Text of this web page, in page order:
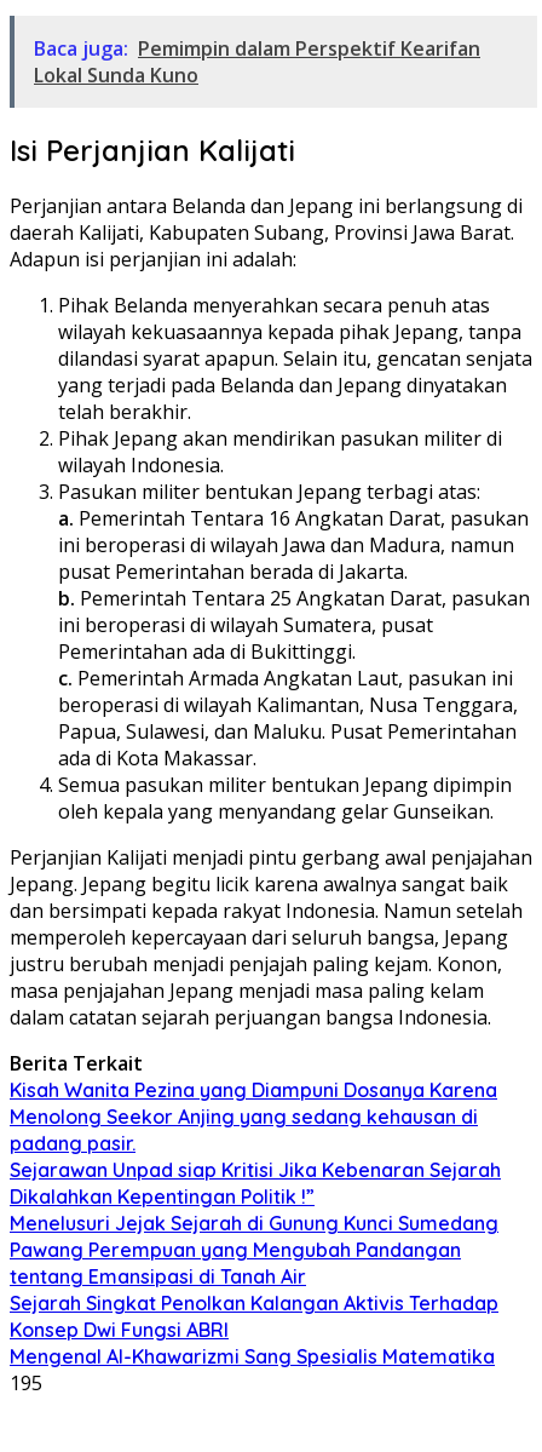
Baca juga: Pemimpin dalam Perspektif Kearifan
Lokal Sunda Kuno
Isi Perjanjian Kalijati
Perjanjian antara Belanda dan Jepang ini berlangsung di
daerah Kalijati, Kabupaten Subang, Provinsi Jawa Barat.
Adapun isi perjanjian ini adalah:
Pihak Belanda menyerahkan secara penuh atas
wilayah kekuasaannya kepada pihak Jepang, tanpa
dilandasi syarat apapun. Selain itu, gencatan senjata
yang terjadi pada Belanda dan Jepang dinyatakan
telah berakhir.
Pihak Jepang akan mendirikan pasukan militer di
wilayah Indonesia.
Pasukan militer bentukan Jepang terbagi atas:
a. Pemerintah Tentara 16 Angkatan Darat, pasukan
ini beroperasi di wilayah Jawa dan Madura, namun
pusat Pemerintahan berada di Jakarta.
b. Pemerintah Tentara 25 Angkatan Darat, pasukan
ini beroperasi di wilayah Sumatera, pusat
Pemerintahan ada di Bukittinggi.
c. Pemerintah Armada Angkatan Laut, pasukan ini
beroperasi di wilayah Kalimantan, Nusa Tenggara,
Papua, Sulawesi, dan Maluku. Pusat Pemerintahan
ada di Kota Makassar.
Semua pasukan militer bentukan Jepang dipimpin
oleh kepala yang menyandang gelar Gunseikan.
Perjanjian Kalijati menjadi pintu gerbang awal penjajahan
Jepang. Jepang begitu licik karena awalnya sangat baik
dan bersimpati kepada rakyat Indonesia. Namun setelah
memperoleh kepercayaan dari seluruh bangsa, Jepang
justru berubah menjadi penjajah paling kejam. Konon,
masa penjajahan Jepang menjadi masa paling kelam
dalam catatan sejarah perjuangan bangsa Indonesia.
Berita Terkait
Kisah Wanita Pezina yang Diampuni Dosanya Karena
Menolong Seekor Anjing yang sedang kehausan di
padang pasir.
Sejarawan Unpad siap Kritisi Jika Kebenaran Sejarah
Dikalahkan Kepentingan Politik !”
Menelusuri Jejak Sejarah di Gunung Kunci Sumedang
Pawang Perempuan yang Mengubah Pandangan
tentang Emansipasi di Tanah Air
Sejarah Singkat Penolkan Kalangan Aktivis Terhadap
Konsep Dwi Fungsi ABRI
Mengenal Al-Khawarizmi Sang Spesialis Matematika
195